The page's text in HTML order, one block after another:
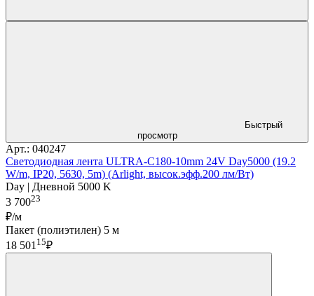
Быстрый
просмотр
Арт.: 040247
Светодиодная лента ULTRA-C180-10mm 24V Day5000 (19.2
W/m, IP20, 5630, 5m) (Arlight, высок.эфф.200 лм/Вт)
Day | Дневной 5000 K
3 70023
₽/м
Пакет (полиэтилен) 5 м
18 501 15₽